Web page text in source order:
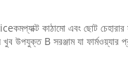
কাঠামো এবং ছোট
খুব উপযুক্ত B সরঞ্জাম যা